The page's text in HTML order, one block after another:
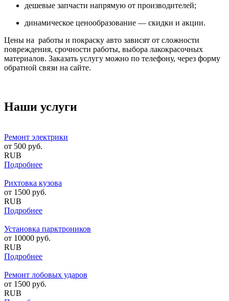
дешевые запчасти напрямую от производителей;
динамическое ценообразование — скидки и акции.
Цены на работы и покраску авто зависят от сложности
повреждения, срочности работы, выбора лакокрасочных
материалов. Заказать услугу можно по телефону, через форму
обратной связи на сайте.
Наши услуги
Ремонт электрики
от 500 руб.
RUB
Подробнее
Рихтовка кузова
от 1500 руб.
RUB
Подробнее
Установка парктроников
от 10000 руб.
RUB
Подробнее
Ремонт лобовых ударов
от 1500 руб.
RUB